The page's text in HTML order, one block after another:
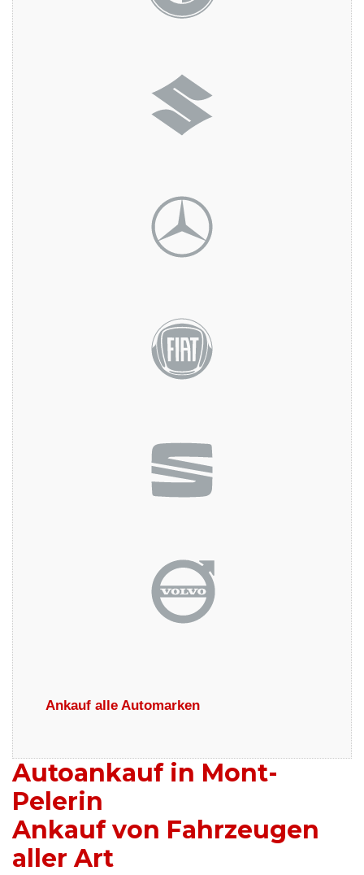
Ankauf alle Automarken
Autoankauf in Mont-
Pelerin
Ankauf von Fahrzeugen
aller Art